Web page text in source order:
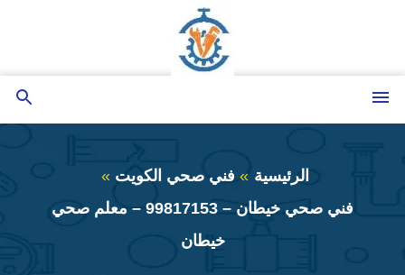
المحتوى
الرئيسية
فني صحي الكويت
فني صحي خيطان – 99817153 – معلم صحي
خيطان